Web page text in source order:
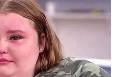
00:00